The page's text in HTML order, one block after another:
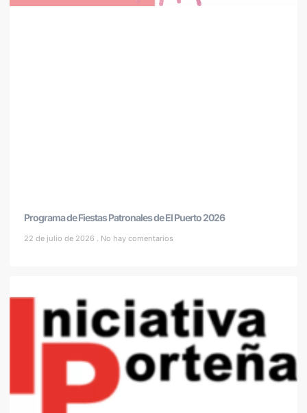
Programa de Fiestas Patronales de El Puerto 2026
22 de julio de 2026 No hay comentarios